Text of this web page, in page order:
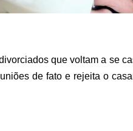
que voltam a se
de fato e rejeita o